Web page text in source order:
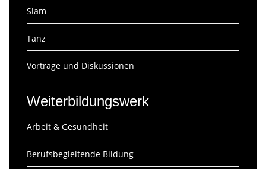
Slam
Tanz
Vorträge und Diskussionen
Weiterbildungswerk
Arbeit & Gesundheit
Berufsbegleitende Bildung